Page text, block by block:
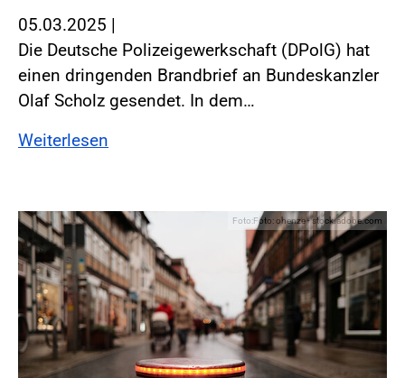
05.03.2025 |
Die Deutsche Polizeigewerkschaft (DPolG) hat
einen dringenden Brandbrief an Bundeskanzler
Olaf Scholz gesendet. In dem…
Weiterlesen
Foto:Foto: ohenze - stock.adobe.com